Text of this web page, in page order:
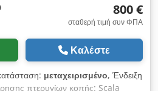
800 €
σταθερή τιμή συν ΦΠΑ
Καλέστε
μεταχειρισμένο, Ένδειξη
πτερυγίων κοπής: Scala